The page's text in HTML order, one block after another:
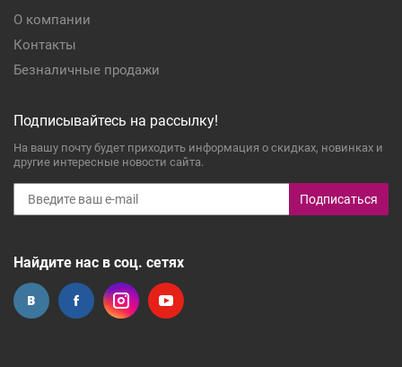
О компании
Контакты
Безналичные продажи
Подписывайтесь на рассылку!
На вашу почту будет приходить информация о скидках, новинках и
другие интересные новости сайта.
Подписаться
Найдите нас в соц. сетях